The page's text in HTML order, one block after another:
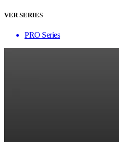
VER SERIES
PRO Series